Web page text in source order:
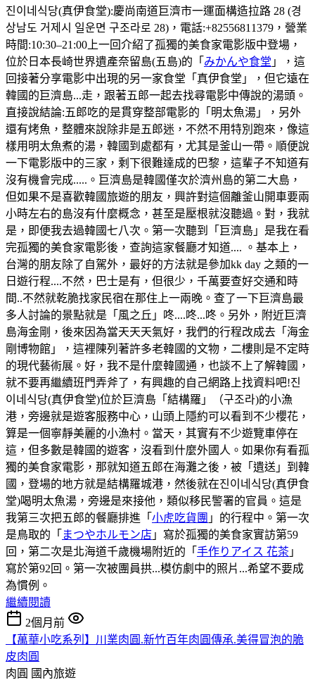
진이네식당(真伊食堂):慶尚南道巨濟市一運面構造拉路 28 (경
상남도 거제시 일운면 구조라로 28)，電話:+82556811379，營業
時間:10:30–21:00上一回介紹了孤獨的美食家電影版中登場，
位於日本長崎世界遺產奈留島(五島)的「 みかんや食堂 」，這
回接著分享電影中出現的另一家食堂「真伊食堂」，但它遠在
韓國的巨濟島...走，跟著五郎一起去找尋電影中傳說的湯頭。
直接說結論:五郎吃的是貫穿整部電影的「明太魚湯」，另外
還有烤魚，整體來說除非是五郎迷，不然不用特別跑來，像這
樣用明太魚煮的湯，韓國到處都有，尤其是釜山一帶。順便說
一下電影版中的三家，剩下很難達成的巴黎，這輩子不知道有
沒有機會完成.....。巨濟島是韓國僅次於濟州島的第二大島，
但如果不是喜歡韓國旅遊的朋友，興許對這個離釜山開車要兩
小時左右的島沒有什麼概念，甚至是壓根就沒聽過。對，我就
是，即便我去過韓國七八次。第一次聽到「巨濟島」是我在看
完孤獨的美食家電影後，查詢這家餐廳才知道.... 。基本上，
台灣的朋友除了自駕外，最好的方法就是參加kk day 之類的一
日遊行程....不然，巴士是有，但很少，千萬要查好交通和時
間..不然就乾脆找家民宿在那住上一兩晚。查了一下巨濟島最
多人討論的景點就是「風之丘」咚....咚...咚。另外，附近巨濟
島海金剛，後來因為當天天天氣好，我們的行程改成去「海金
剛博物館」，這裡陳列著許多老韓國的文物，二樓則是不定時
的現代藝術展。好，我不是什麼韓國通，也談不上了解韓國，
就不要再繼續班門弄斧了，有興趣的自己網路上找資料吧!진
이네식당(真伊食堂)位於巨濟島「結構羅」（구조라)的小漁
港，旁邊就是遊客服務中心，山頭上隱約可以看到不少櫻花，
算是一個寧靜美麗的小漁村。當天，其實有不少遊覽車停在
這，但多數是韓國的遊客，沒看到什麼外國人。如果你有看孤
獨的美食家電影，那就知道五郎在海灘之後，被「遺送」到韓
國，登場的地方就是結構羅城港，然後就在진이네식당(真伊食
堂)喝明太魚湯，旁邊是來接他，類似移民警署的官員。這是
我第三次把五郎的餐廳排進「 小虎吃貨團 」的行程中。第一次
是鳥取的「 まつやホルモン店 」寫於孤獨的美食家實訪第59
回，第二次是北海道千歲機場附近的「 手作りアイス 花茶 」
寫於第92回。第一次被團員拱...模仿劇中的照片...希望不要成
為慣例。
繼續閱讀
2個月前
【萬華小吃系列】川業肉圓.新竹百年肉圓傳承.美得冒泡的脆
皮肉圓
肉圓 國內旅遊